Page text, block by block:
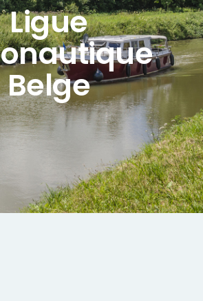
Ligue
Belge